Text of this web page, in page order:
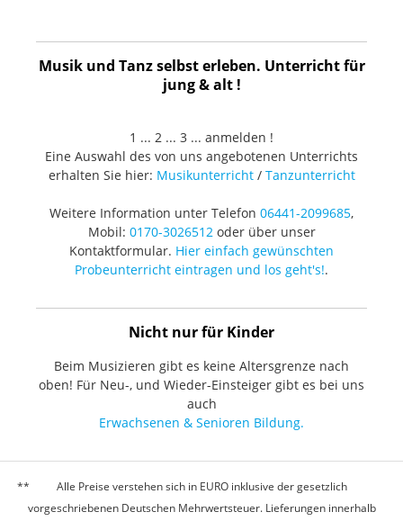
Musik und Tanz selbst erleben. Unterricht für
jung & alt !
1 ... 2 ... 3 ... anmelden !
Eine Auswahl des von uns angebotenen Unterrichts
erhalten Sie hier: Musikunterricht/ Tanzunterricht
Weitere Information unter Telefon 06441-2099685,
Mobil: 0170-3026512oder über unser
Kontaktformular. Hier einfach gewünschten
Probeunterricht eintragen und los geht's!.
Nicht nur für Kinder
Beim Musizieren gibt es keine Altersgrenze nach
oben! Für Neu-, und Wieder-Einsteiger gibt es bei uns
auch
Erwachsenen & Senioren Bildung.
Alle Preise verstehen sich in EURO inklusive der gesetzlich
vorgeschriebenen Deutschen Mehrwertsteuer. Lieferungen innerhalb